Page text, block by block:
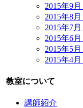
2015年9月
2015年8月
2015年7月
2015年6月
2015年5月
2015年4月
教室について
講師紹介